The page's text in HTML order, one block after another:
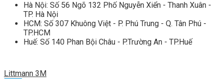
Hà Nội: Số 56 Ngõ 132 Phố Nguyễn Xiển - Thanh Xuân -
TP. Hà Nội
HCM: Số 307 Khuông Việt - P. Phú Trung - Q. Tân Phú -
TP.HCM
Huế: Số 140 Phan Bội Châu - P.Trường An - TP.Huế
Littmann 3M